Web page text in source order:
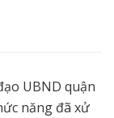
UBND quận
năng đã xử